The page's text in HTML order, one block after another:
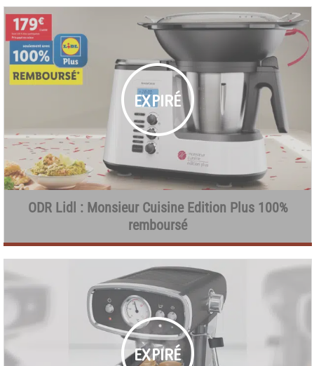
ODR Lidl : Monsieur Cuisine Edition Plus 100%
remboursé